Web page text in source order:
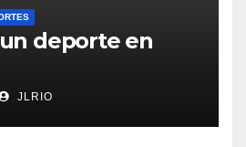
deporte en
JLRIO